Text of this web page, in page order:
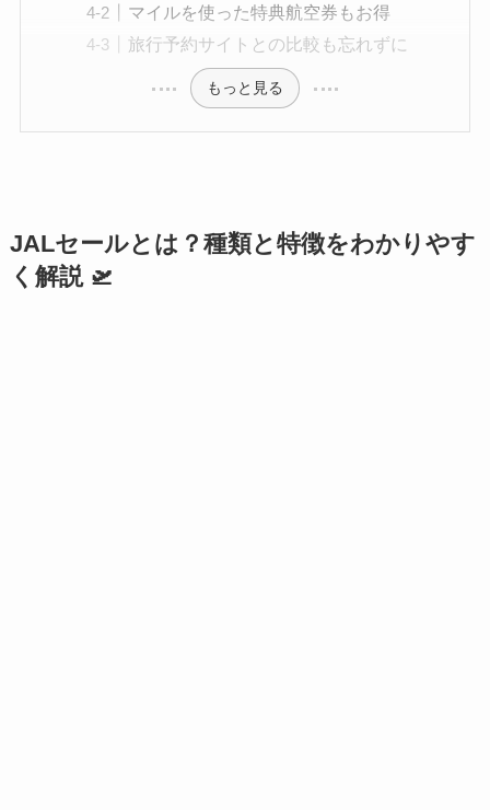
マイルを使った特典航空券もお得
旅行予約サイトとの比較も忘れずに
もっと見る
JALセールとは？種類と特徴をわかりやす
く解説 🛫